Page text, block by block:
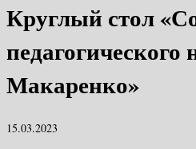
Круглый стол
Макаренко»
15.03.2023